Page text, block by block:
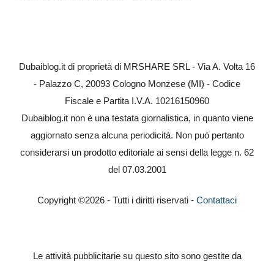
Dubaiblog.it di proprietà di MRSHARE SRL - Via A. Volta 16
- Palazzo C, 20093 Cologno Monzese (MI) - Codice
Fiscale e Partita I.V.A. 10216150960
Dubaiblog.it non è una testata giornalistica, in quanto viene
aggiornato senza alcuna periodicità. Non può pertanto
considerarsi un prodotto editoriale ai sensi della legge n. 62
del 07.03.2001
Copyright ©2026 - Tutti i diritti riservati - Contattaci
Le attività pubblicitarie su questo sito sono gestite da